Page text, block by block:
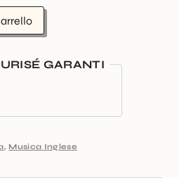
GARANTI
, Musica Inglese